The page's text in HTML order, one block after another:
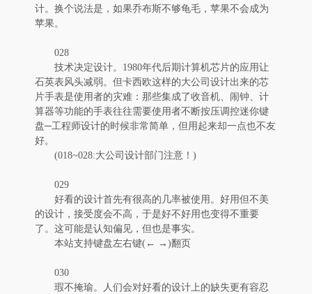
计。换个说法是，如果乔布斯不够龟毛，苹果不会成为
苹果。
028
技术决定设计。1980年代后期计算机芯片的应用让
石英表风头减弱。但卡西欧这样的大公司设计出来的芯
片手表是使用者的灾难：那些集成了收音机、闹钟、计
算器等功能的手表往往需要使用者不断按压调控迷你键
盘─工程师设计的时候非常简单，但用起来却一点也不友
好。
(018~028:大公司设计部门注意！)
029
好看的设计首先有很高的几率被使用。好用但不美
的设计，接受度会不高，于是好不好用也变得不重要
了。这可能是认知偏见，但也是事实。
本站支持键盘左右键(← →)翻页
030
瑕不掩瑜。人们会对好看的设计上的缺失更有容忍